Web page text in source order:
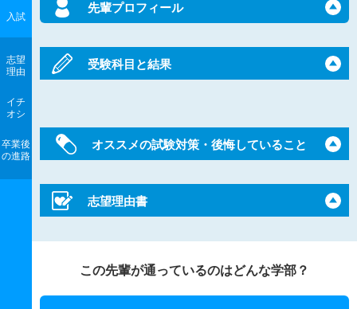
入試
志望
理由
イチ
オシ
卒業後
の進路
先輩プロフィール
受験科目と結果
オススメの試験対策・後悔していること
志望理由書
この先輩が通っているのはどんな学部？